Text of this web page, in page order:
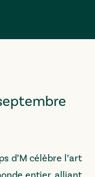
d’M célèbre l’art